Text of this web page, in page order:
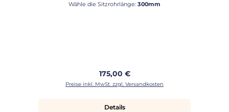
Wähle die Sitzrohrlänge: 300mm
Regulärer Preis:
175,00 €
Preise inkl. MwSt. zzgl. Versandkosten
Details